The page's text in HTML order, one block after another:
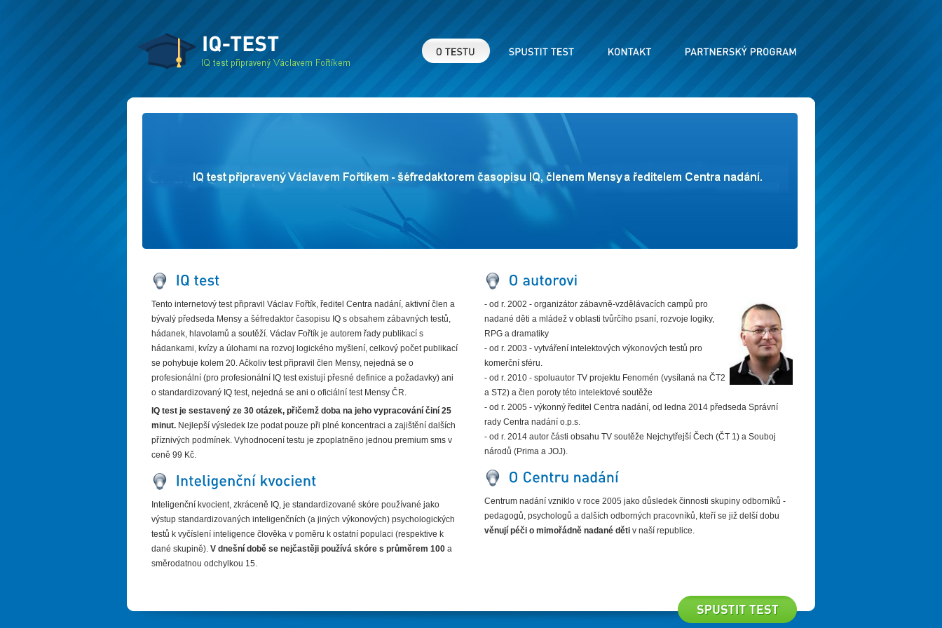
Tento internetový test připravil Václav Fořtík, ředitel Centra nadání, aktivní člen a
bývalý předseda Mensy a šéfredaktor časopisu IQ s obsahem zábavných testů,
hádanek, hlavolamů a soutěží. Václav Fořtík je autorem řady publikací s
hádankami, kvízy a úlohami na rozvoj logického myšlení, celkový počet publikací
se pohybuje kolem 20. Ačkoliv test připravil člen Mensy, nejedná se o
profesionální (pro profesionální IQ test existují přesné definice a požadavky) ani
o standardizovaný IQ test, nejedná se ani o oficiální test Mensy ČR.
IQ test je sestavený ze 30 otázek, přičemž doba na jeho vypracování činí 25
minut. Nejlepší výsledek lze podat pouze při plné koncentraci a zajištění dalších
příznivých podmínek. Vyhodnocení testu je zpoplatněno jednou premium sms v
ceně 99 Kč.
Inteligenční kvocient, zkráceně IQ, je standardizované skóre používané jako
výstup standardizovaných inteligenčních (a jiných výkonových) psychologických
testů k vyčíslení inteligence člověka v poměru k ostatní populaci (respektive k
dané skupině). V dnešní době se nejčastěji používá skóre s průměrem 100 a
směrodatnou odchylkou 15.
- od r. 2002 - organizátor zábavně-vzdělávacích campů pro
nadané děti a mládež v oblasti tvůrčího psaní, rozvoje logiky,
RPG a dramatiky
- od r. 2003 - vytváření intelektových výkonových testů pro
komerční sféru.
- od r. 2010 - spoluautor TV projektu Fenomén (vysílaná na ČT2
a ST2) a člen poroty této intelektové soutěže
- od r. 2005 - výkonný ředitel Centra nadání, od ledna 2014 předseda Správní
rady Centra nadání o.p.s.
- od r. 2014 autor části obsahu TV soutěže Nejchytřejší Čech (ČT 1) a Souboj
národů (Prima a JOJ).
Centrum nadání vzniklo v roce 2005 jako důsledek činnosti skupiny odborníků -
pedagogů, psychologů a dalších odborných pracovníků, kteří se již delší dobu
věnují péči o mimořádně nadané děti v naší republice.
Spustit test